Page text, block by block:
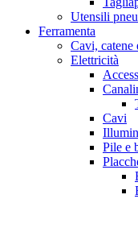
Utensili
Ferramenta
Cavi, catene
Elettricità
Cavi
Pile e